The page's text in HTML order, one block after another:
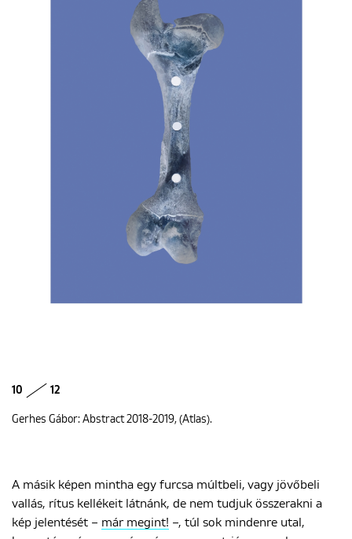
10 12
Gerhes Gábor: Abstract 2018-2019, (Atlas).
A másik képen mintha egy furcsa múltbeli, vagy jövőbeli
vallás, rítus kellékeit látnánk, de nem tudjuk összerakni a
kép jelentését – már megint! –, túl sok mindenre utal,